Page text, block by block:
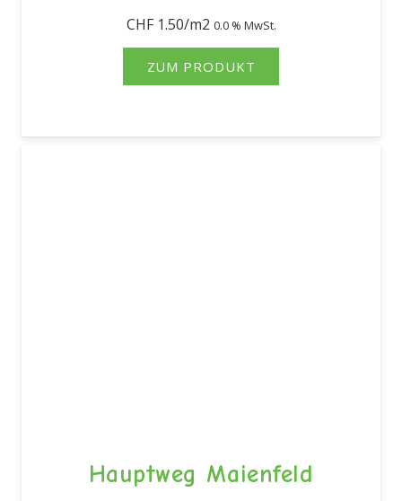
CHF1.50 0.0 % MwSt.
ZUM PRODUKT
Hauptweg Maienfeld